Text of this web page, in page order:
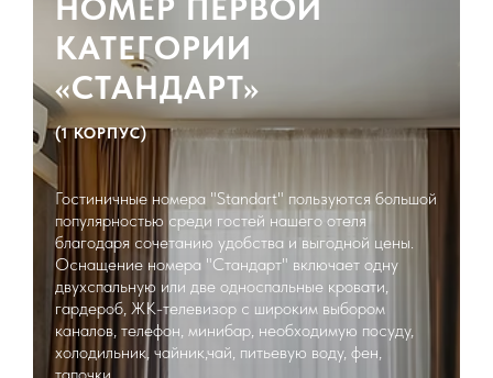
КАТЕГОРИИ
«СТАНДАРТ»
(1 КОРПУС)
Гостиничные номера "Standart" пользуются большой
популярностью среди гостей нашего отеля
благодаря сочетанию удобства и выгодной цены.
Оснащение номера "Стандарт" включает одну
двухспальную или две односпальные кровати,
гардероб, ЖК-телевизор с широким выбором
каналов, телефон, минибар, необходимую посуду,
холодильник, чайник,чай, питьевую воду, фен,